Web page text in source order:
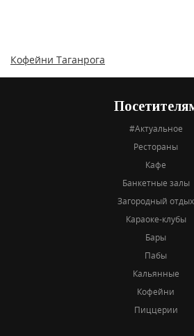
Кофейни Таганрога
#Актуальное
Рестораны
Кафе
Банкетные залы
Загородный отдых
Караоке-клубы
Бары
Пабы
Кальянные
Кофейни
Пиццерии